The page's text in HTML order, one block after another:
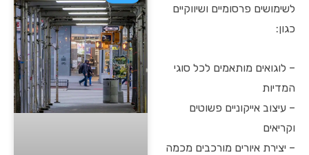
לשימושים פרסומיים ושיווקיים
כגון:
– לוגואים מותאמים לכל סוגי
המדיות
– עיצוב אייקוניים פשוטים
וקריאים
– יצירת איורים מורכבים מכמה